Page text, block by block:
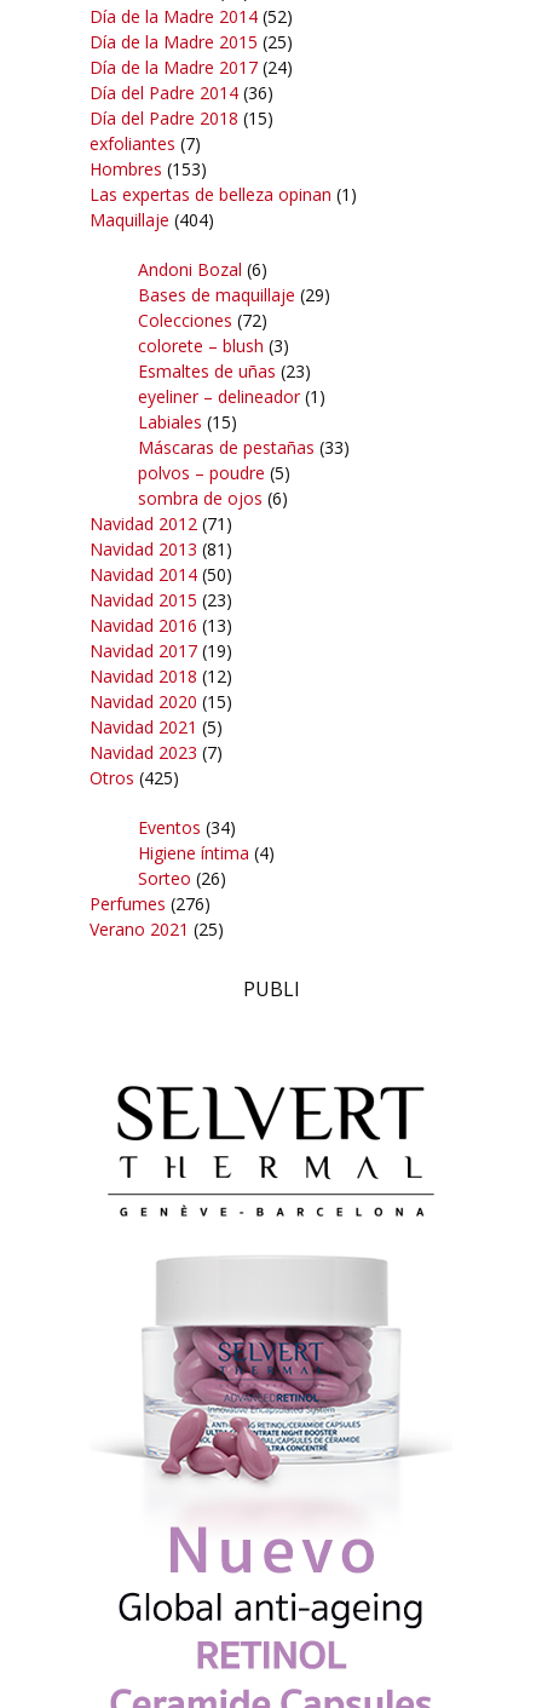
Día de la Madre 2014 (52)
Día de la Madre 2015 (25)
Día de la Madre 2017 (24)
Día del Padre 2014 (36)
Día del Padre 2018 (15)
exfoliantes (7)
Hombres (153)
Las expertas de belleza opinan (1)
Maquillaje (404)
Andoni Bozal (6)
Bases de maquillaje (29)
Colecciones (72)
colorete – blush (3)
Esmaltes de uñas (23)
eyeliner – delineador(1)
Labiales (15)
Máscaras de pestañas (33)
polvos – poudre (5)
sombra de ojos (6)
Navidad 2012 (71)
Navidad 2013 (81)
Navidad 2014 (50)
Navidad 2015 (23)
Navidad 2016 (13)
Navidad 2017 (19)
Navidad 2018 (12)
Navidad 2020 (15)
Navidad 2021 (5)
Navidad 2023 (7)
Otros (425)
Eventos (34)
Higiene íntima (4)
Sorteo (26)
Perfumes (276)
Verano 2021 (25)
PUBLI